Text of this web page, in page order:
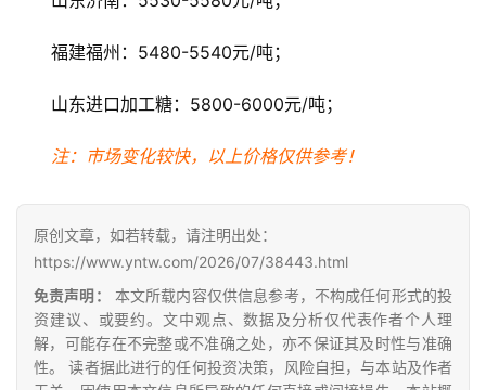
福建福州：5480-5540元/吨；
山东进口加工糖：5800-6000元/吨；
注：市场变化较快，以上价格仅供参考！
原创文章，如若转载，请注明出处：
https://www.yntw.com/2026/07/38443.html
免责声明：
本文所载内容仅供信息参考，不构成任何形式的投
资建议、或要约。文中观点、数据及分析仅代表作者个人理
解，可能存在不完整或不准确之处，亦不保证其及时性与准确
性。 读者据此进行的任何投资决策，风险自担，与本站及作者